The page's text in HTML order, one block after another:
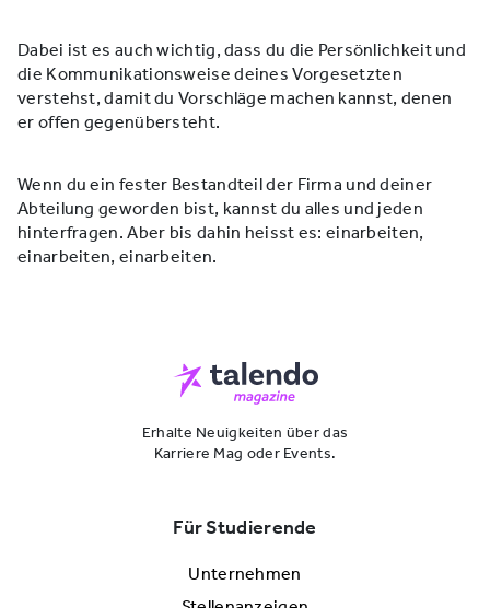
Dabei ist es auch wichtig, dass du die Persönlichkeit und
die Kommunikationsweise deines Vorgesetzten
verstehst, damit du Vorschläge machen kannst, denen
er offen gegenübersteht.
Wenn du ein fester Bestandteil der Firma und deiner
Abteilung geworden bist, kannst du alles und jeden
hinterfragen. Aber bis dahin heisst es: einarbeiten,
einarbeiten, einarbeiten.
Erhalte Neuigkeiten über das
Karriere Mag oder Events.
Für Studierende
Unternehmen